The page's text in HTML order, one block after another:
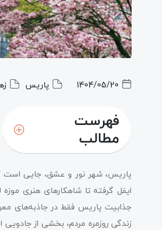
1404/05/20 پاریس
فهرست
مطالب
پاریس، شهر نور و عشق، جایی است
ایفل گرفته تا شاهکارهای هنری
جذابیت پاریس فقط در جاذبه‌های
زندگی روزمره مردم، بخشی از